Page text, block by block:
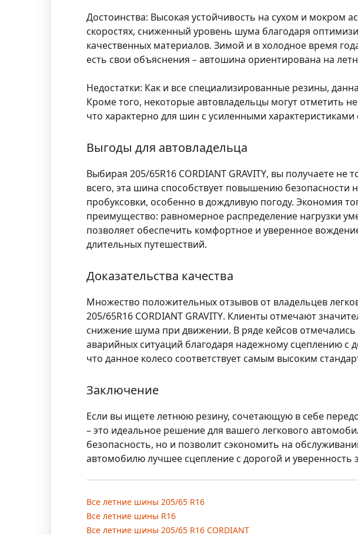
Достоинства: Высокая устойчивость на сухом и мокром
скоростях, сниженный уровень шума благодаря
качественных материалов. Зимой и в холодное время
есть свои объяснения – автошина ориентирована на
Недостатки: Как и все специализированные резины,
Кроме того, некоторые автовладельцы могут отметить
что характерно для шин с усиленными характеристиками
Выгоды для автовладельца
Выбирая 205/65R16 CORDIANT GRAVITY, вы получаете не
всего, эта шина способствует повышению
пробуксовки, особенно в дождливую погоду. Экономия
преимущество: равномерное распределение нагрузки
позволяет обеспечить комфортное и уверенное
длительных путешествий.
Доказательства качества
Множество положительных отзывов от владельцев
205/65R16 CORDIANT GRAVITY. Клиенты отмечают
снижение шума при движении. В ряде кейсов
аварийных ситуаций благодаря надежному сцеплению с
что данное колесо соответствует самым высоким
Заключение
Если вы ищете летнюю резину, сочетающую в себе
– это идеальное решение для вашего легкового
безопасность, но и позволит сэкономить на
автомобилю лучшее сцепление с дорогой и уверенность
Все летние шины 205/65 R16
Все летние шины R16
Все летние шины 205/65 R16 CORDIANT